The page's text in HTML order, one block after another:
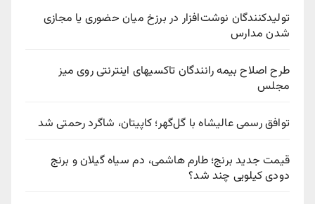
تولیدکنندگان نوشت‌افزار در برزخ میان حضوری یا مجازی
شدن مدارس
طرح اصلاح بیمه رانندگان تاکسیهای اینترنتی روی میز
مجلس
توافق رسمی عالیشاه با گل‌گهر؛ کاپیتان، شاگرد رحمتی شد
قیمت جدید برنج؛ طارم هاشمی، دم سیاه گیلان و برنج
دودی کیلویی چند شد؟